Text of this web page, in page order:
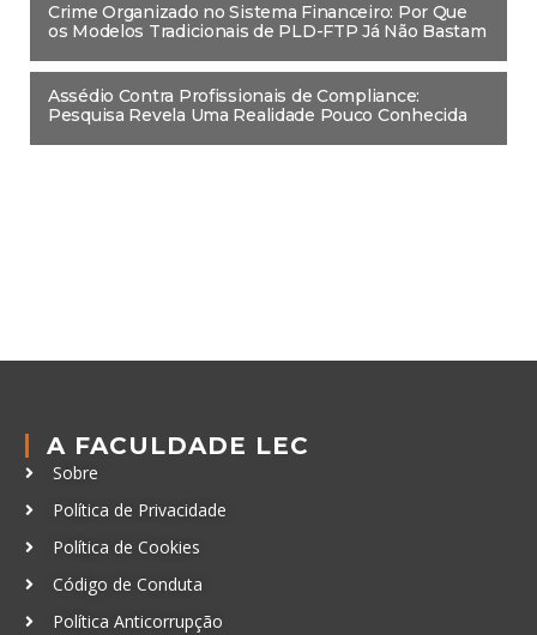
Crime Organizado no Sistema Financeiro: Por Que
os Modelos Tradicionais de PLD-FTP Já Não Bastam
Assédio Contra Profissionais de Compliance:
Pesquisa Revela Uma Realidade Pouco Conhecida
A FACULDADE LEC
Sobre
Política de Privacidade
Política de Cookies
Código de Conduta
Política Anticorrupção